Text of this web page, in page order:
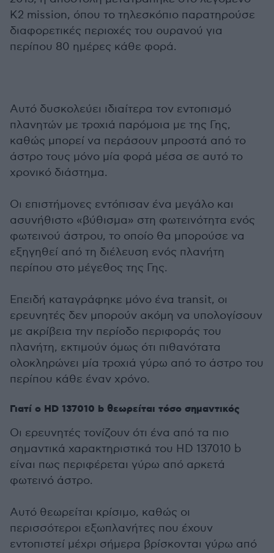
K2 mission, όπου το τηλεσκόπιο παρατηρούσε
διαφορετικές περιοχές του ουρανού για
περίπου 80 ημέρες κάθε φορά.
Αυτό δυσκολεύει ιδιαίτερα τον εντοπισμό
πλανητών με τροχιά παρόμοια με της Γης,
καθώς μπορεί να περάσουν μπροστά από το
άστρο τους μόνο μία φορά μέσα σε αυτό το
χρονικό διάστημα.
Οι επιστήμονες εντόπισαν ένα μεγάλο και
ασυνήθιστο «βύθισμα» στη φωτεινότητα ενός
φωτεινού άστρου, το οποίο θα μπορούσε να
εξηγηθεί από τη διέλευση ενός πλανήτη
περίπου στο μέγεθος της Γης.
Επειδή καταγράφηκε μόνο ένα transit, οι
ερευνητές δεν μπορούν ακόμη να υπολογίσουν
με ακρίβεια την περίοδο περιφοράς του
πλανήτη, εκτιμούν όμως ότι πιθανότατα
ολοκληρώνει μία τροχιά γύρω από το άστρο του
περίπου κάθε έναν χρόνο.
Γιατί ο HD 137010 b θεωρείται τόσο σημαντικός
Οι ερευνητές τονίζουν ότι ένα από τα πιο
σημαντικά χαρακτηριστικά του HD 137010 b
είναι πως περιφέρεται γύρω από αρκετά
φωτεινό άστρο.
Αυτό θεωρείται κρίσιμο, καθώς οι
περισσότεροι εξωπλανήτες που έχουν
εντοπιστεί μέχρι σήμερα βρίσκονται γύρω από